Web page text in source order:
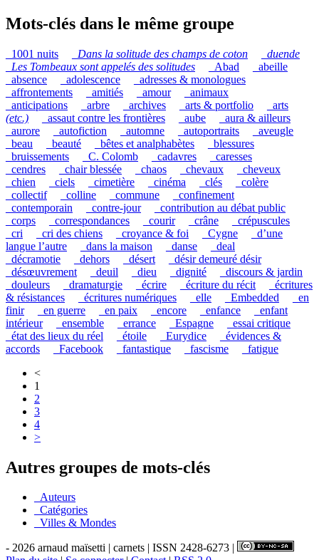
Mots-clés dans le même groupe
_1001 nuits Dans la solitude des champs de coton
duende
Les Tombeaux sont appelés des solitudes _Abad
_abeille
_absence
_adolescence
_adresses & monologues
_affrontements
_amitiés _amour
_animaux
_anticipations
_arbre _archives _arts & portfolio
_arts
(etc.)
_assaut contre les frontières _aube
_aura & ailleurs
_aurore
_autofiction _automne _autoportraits
_aveugle
_beau
_beauté _bêtes et analphabètes
_blessures
_bruissements
_C. Colomb _cadavres
_caresses
_cendres
_chair blessée _chaos _chevaux
_cheveux
_chien
_ciels _cimetière _cinéma _clés
_colère
_collectif
_colline _commune
_confinement
_contemporain
_contre-jour
_contribution au débat public
_corps
_correspondances _courir _crâne
_crépuscules
_cri
_cri des chiens _croyance & foi _Cygne
_d’une
langue l’autre
_dans la maison _danse
_deal
_décramotie
_dehors _désert
_désir demeuré désir
_désœuvrement
_deuil _dieu _dignité
_discours & jardin
_douleurs
_dramaturgie _écrire _écriture du récit
_écritures
& résistances
_écritures numériques _elle _Embedded
_en
finir
_en guerre _en paix _encore _enfance
_enfant
intérieur
_ensemble _errance _Espagne
_essai critique
_état des lieux du réel
_étoile _Eurydice
_évidences &
accords
_Facebook _fantastique _fascisme
_fatigue
<
1
2
3
4
>
Autres groupes de mots-clés
_Auteurs
_Catégories
_Villes & Mondes
- 2026 arnaud maïsetti | carnets | ISSN 2428-6273 |